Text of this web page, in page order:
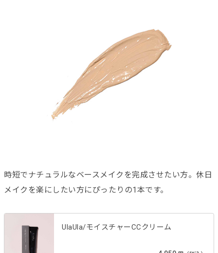
時短でナチュラルなベースメイクを完成させたい方。休日
メイクを楽にしたい方にぴったりの1本です。
UlaUla/モイスチャーCCクリーム